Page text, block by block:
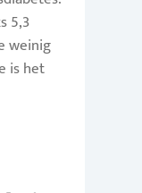
5,3
weinig
is het